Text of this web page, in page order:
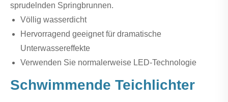
sprudelnden Springbrunnen.
Völlig wasserdicht
Hervorragend geeignet für dramatische
Unterwassereffekte
Verwenden Sie normalerweise LED-Technologie
Schwimmende Teichlichter